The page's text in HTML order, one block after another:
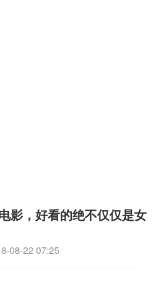
影，好看的绝不仅仅是女
08-22 07:25